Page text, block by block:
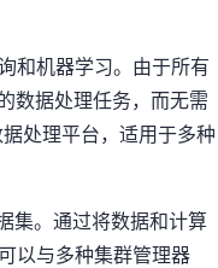
和机器学习。由于所有
数据处理任务，而无需
处理平台，适用于多种
集。通过将数据和计算
以与多种集群管理器